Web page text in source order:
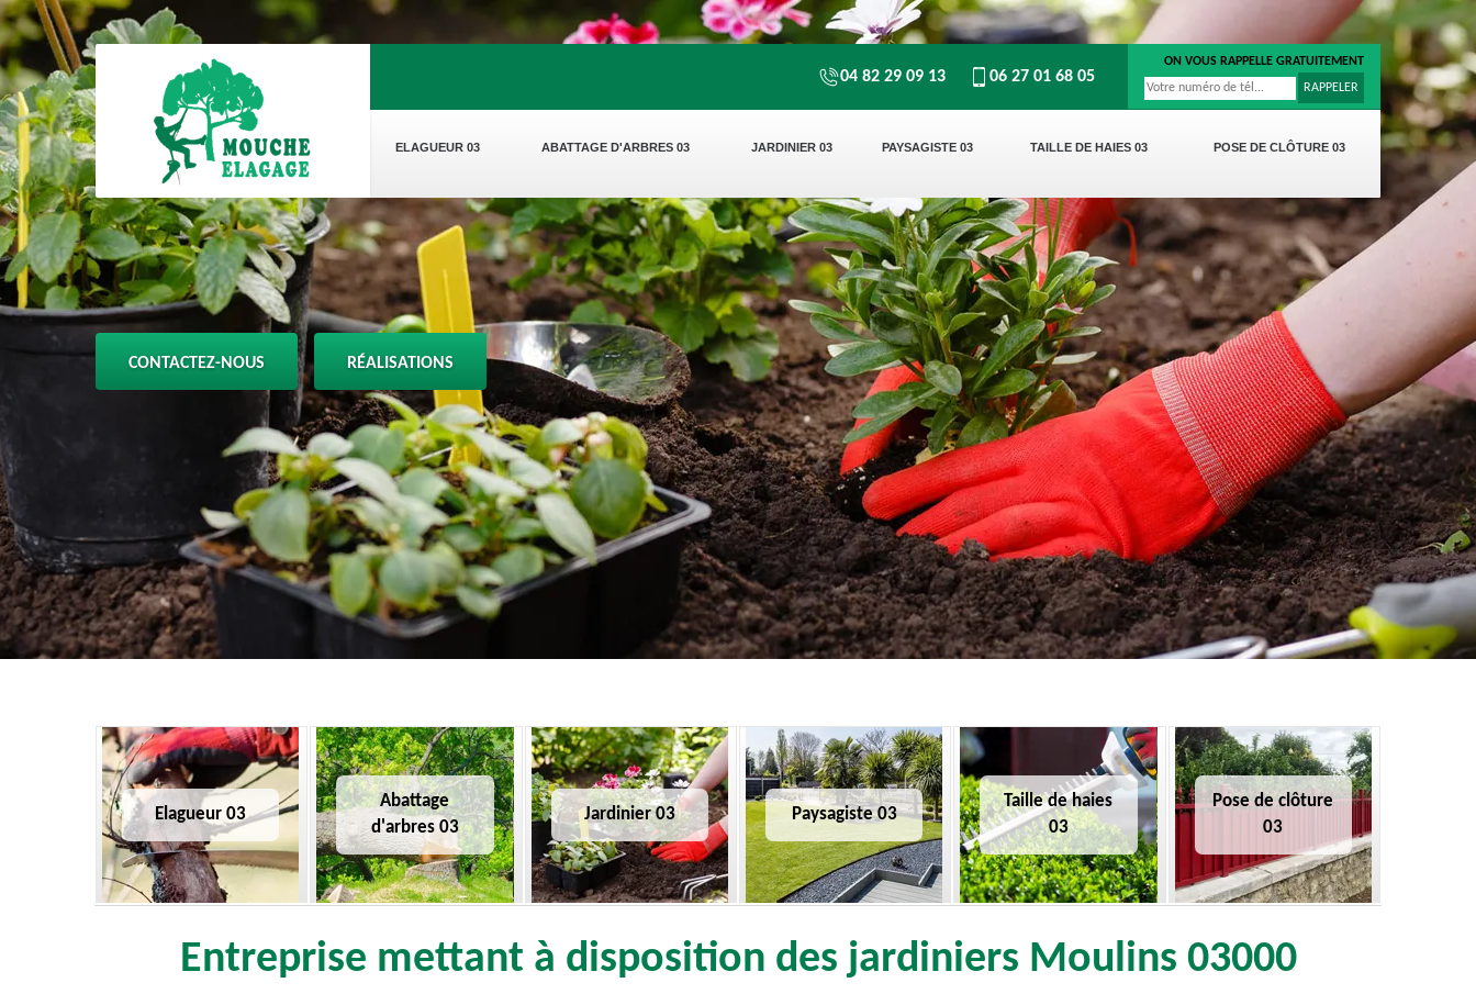
ELAGUEUR 03 ABATTAGE D'ARBRES 03 JARDINIER 03 PAYSAGISTE 03 TAILLE DE HAIES 03 POSE DE CLÔTURE 03
04 82 29 09 13 06 27 01 68 05
ON VOUS RAPPELLE GRATUITEMENT
CONTACTEZ-NOUS RÉALISATIONS
Elagueur 03
Abattage
d'arbres 03
Jardinier 03 Paysagiste 03
Taille de haies
03
Pose de clôture
03
Entreprise mettant à disposition des jardiniers Moulins 03000